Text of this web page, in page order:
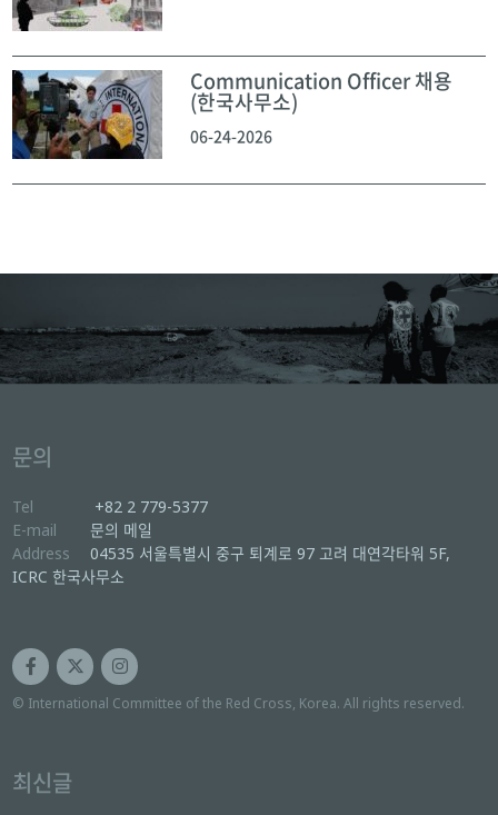
Communication Officer 채용
(한국사무소)
06-24-2026
문의
Tel
+82 2 779-5377
E-mail
문의 메일
Address
04535 서울특별시 중구 퇴계로 97 고려 대연각타워 5F,
ICRC 한국사무소
© International Committee of the Red Cross, Korea. All rights reserved.
최신글